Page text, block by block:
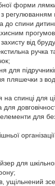
форми
регулюванням
до спини
захисту від
ручка
для
пляшечки з
спинці для
елементи для
для
ущільнений